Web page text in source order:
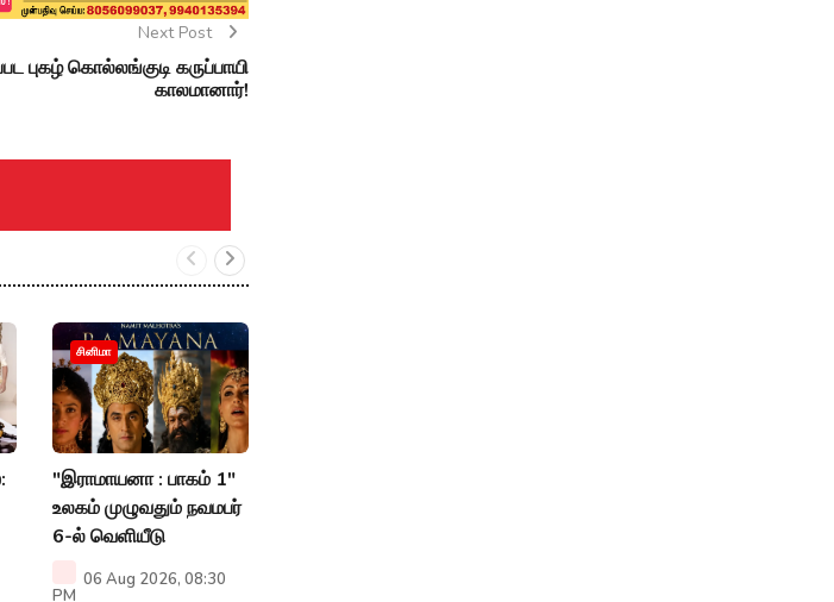
Next Post
புகழ் கொல்லங்குடி கருப்பாயி
காலமானார்!
சினிமா
"இராமாயனா : பாகம் 1"
உலகம் முழுவதும் நவமபர்
6-ல் வெளியீடு
06 Aug 2026, 08:30
PM